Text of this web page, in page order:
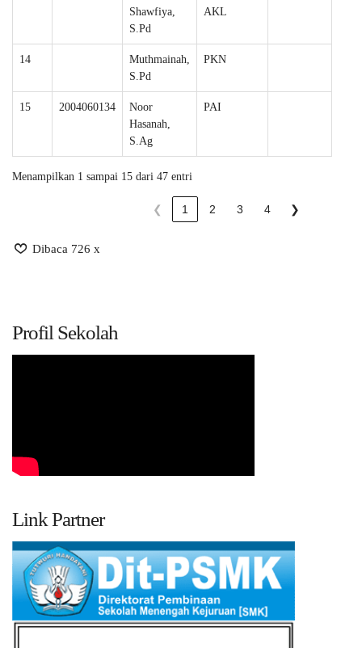
Shawfiya,
S.Pd
AKL
14
Muthmainah,
S.Pd
PKN
15 2004060134
Noor
Hasanah,
S.Ag
PAI
Menampilkan 1 sampai 15 dari 47 entri
❮ 1 2 3 4 ❯
Dibaca 726 x
Profil Sekolah
Link Partner